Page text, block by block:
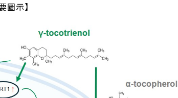
圖示】